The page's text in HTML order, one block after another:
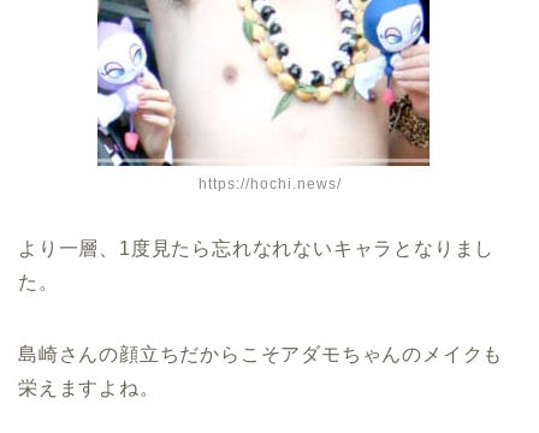
https://hochi.news/
より一層、1度見たら忘れなれないキャラとなりまし
た。
島崎さんの顔立ちだからこそアダモちゃんのメイクも
栄えますよね。